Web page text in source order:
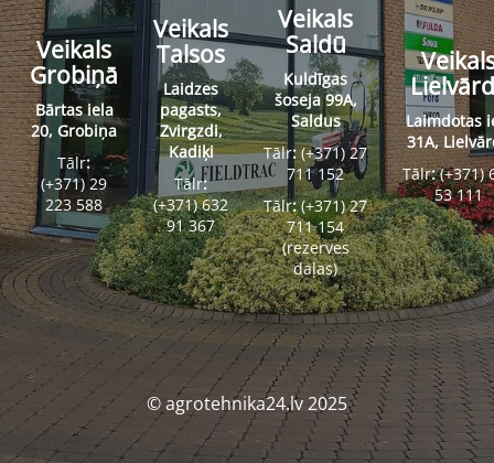
Veikals
Grobiņā
Bārtas iela
20, Grobiņa
Tālr:
(+371) 29
223 588
Veikals
Talsos
Laidzes
pagasts,
Zvirgzdi,
Kadiķi
Tālr:
(+371) 632
91 367
Veikals
Saldū
Kuldīgas
šoseja 99A,
Saldus
Tālr:(+371) 27
711 152
Tālr:(+371) 27
711 154
(rezerves
daļas)
Laimdotas
31A,
Tālr:(+371)
53 111
© agrotehnika24.lv 2025